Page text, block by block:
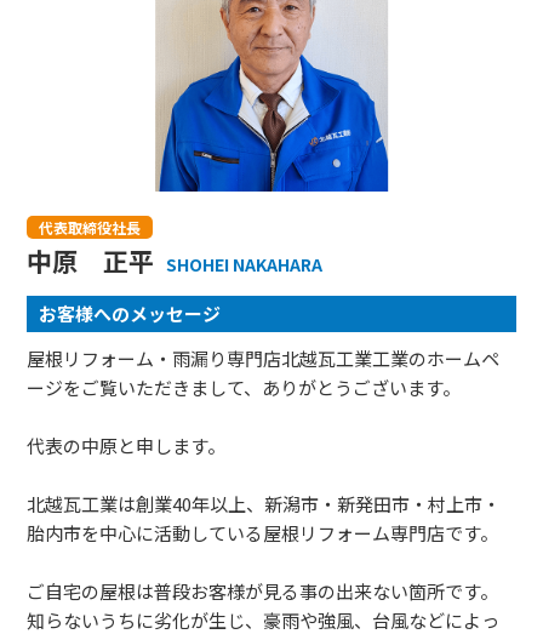
代表取締役社長
中原 正平 SHOHEI NAKAHARA
お客様へのメッセージ
屋根リフォーム・雨漏り専門店北越瓦工業工業のホームペ
ージをご覧いただきまして、ありがとうございます。
代表の中原と申します。
北越瓦工業は創業40年以上、新潟市・新発田市・村上市・
胎内市を中心に活動している屋根リフォーム専門店です。
ご自宅の屋根は普段お客様が見る事の出来ない箇所です。
知らないうちに劣化が生じ、豪雨や強風、台風などによっ